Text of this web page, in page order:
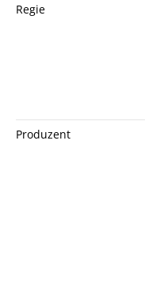
Regie
Produzent